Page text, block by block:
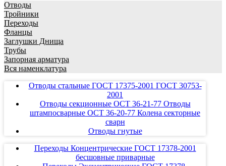
Отводы
Тройники
Переходы
Фланцы
Заглушки Днища
Трубы
Запорная арматура
Вся наменклатура
Отводы стальные ГОСТ 17375-2001 ГОСТ 30753-
2001
Отводы секционные ОСТ 36-21-77 Отводы
штампосварные ОСТ 36-20-77 Колена секторные
сварн
Отводы гнутые
Переходы Концентрические ГОСТ 17378-2001
бесшовные приварные